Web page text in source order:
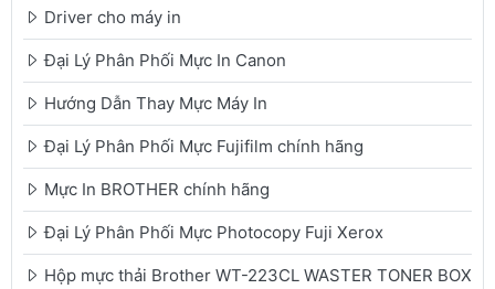
Driver cho máy in
Đại Lý Phân Phối Mực In Canon
Hướng Dẫn Thay Mực Máy In
Đại Lý Phân Phối Mực Fujifilm chính hãng
Mực In BROTHER chính hãng
Đại Lý Phân Phối Mực Photocopy Fuji Xerox
Hộp mực thải Brother WT-223CL WASTER TONER BOX